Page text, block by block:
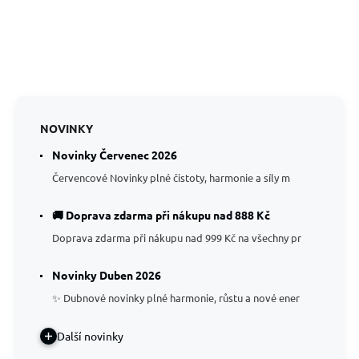
NOVINKY
Novinky Červenec 2026
Červencové Novinky plné čistoty, harmonie a síly m
🚚 Doprava zdarma při nákupu nad 888 Kč
Doprava zdarma při nákupu nad 999 Kč na všechny pr
Novinky Duben 2026
✨ Dubnové novinky plné harmonie, růstu a nové ener
Další novinky